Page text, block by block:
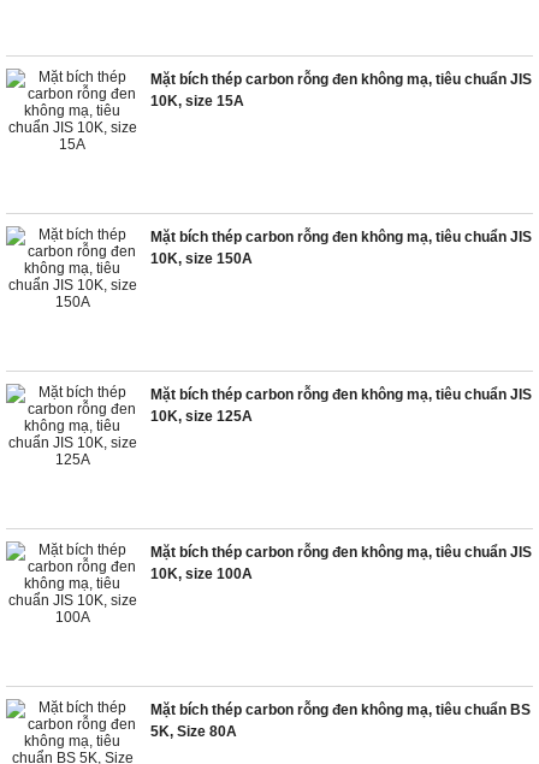
Mặt bích thép carbon rỗng đen không mạ, tiêu chuẩn JIS
10K, size 15A
Mặt bích thép carbon rỗng đen không mạ, tiêu chuẩn JIS
10K, size 150A
Mặt bích thép carbon rỗng đen không mạ, tiêu chuẩn JIS
10K, size 125A
Mặt bích thép carbon rỗng đen không mạ, tiêu chuẩn JIS
10K, size 100A
Mặt bích thép carbon rỗng đen không mạ, tiêu chuẩn BS
5K, Size 80A